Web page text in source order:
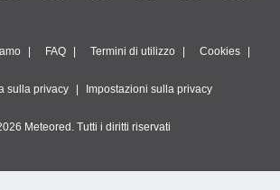
FAQ Termini di utilizzo Cookies
sulla privacy Impostazioni sulla privacy
Meteored. Tutti i diritti riservati